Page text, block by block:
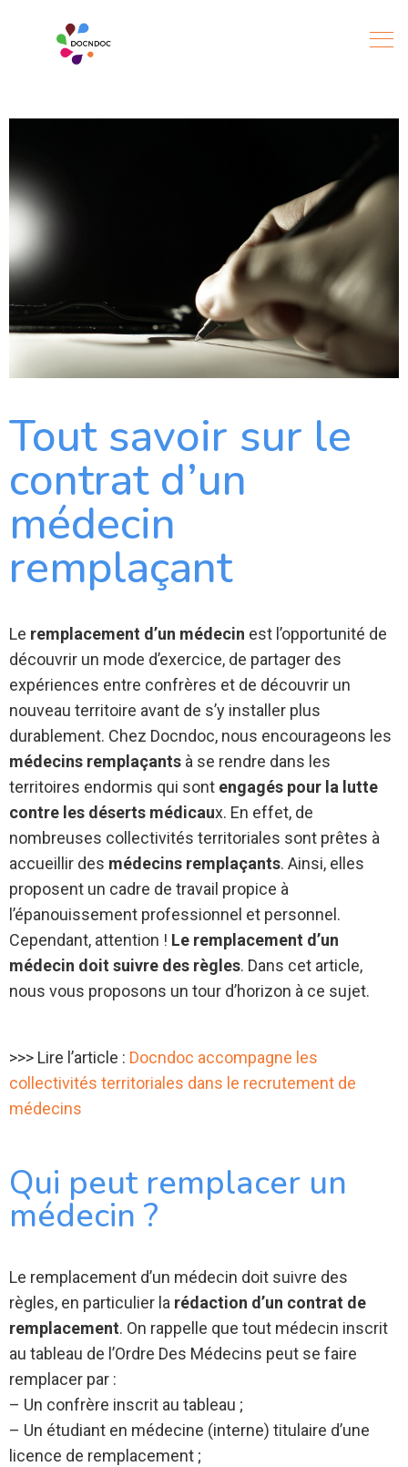
Tout savoir sur le
contrat d’un
médecin
remplaçant
Le remplacement d’un médecin est l’opportunité de
découvrir un mode d’exercice, de partager des
expériences entre confrères et de découvrir un
nouveau territoire avant de s’y installer plus
durablement. Chez Docndoc, nous encourageons les
médecins remplaçants à se rendre dans les
territoires endormis qui sont engagés pour la lutte
contre les déserts médicaux. En effet, de
nombreuses collectivités territoriales sont prêtes à
accueillir des médecins remplaçants. Ainsi, elles
proposent un cadre de travail propice à
l’épanouissement professionnel et personnel.
Cependant, attention ! Le remplacement d’un
médecin doit suivre des règles. Dans cet article,
nous vous proposons un tour d’horizon à ce sujet.
>>> Lire l’article : Docndoc accompagne les
collectivités territoriales dans le recrutement de
médecins
Qui peut remplacer un
médecin ?
Le remplacement d’un médecin doit suivre des
règles, en particulier la rédaction d’un contrat de
remplacement. On rappelle que tout médecin inscrit
au tableau de l’Ordre Des Médecins peut se faire
remplacer par :
– Un confrère inscrit au tableau ;
– Un étudiant en médecine (interne) titulaire d’une
licence de remplacement ;